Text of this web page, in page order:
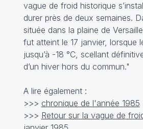
vague de froid historique
durer près de deux semaines.
située dans la plaine de
fut atteint le 17 janvier, lorsque
jusqu’à -18 °C, scellant
d’un hiver hors du commun."
A lire également :
>>> chronique de l'année 1985
>>> Retour sur la vague de